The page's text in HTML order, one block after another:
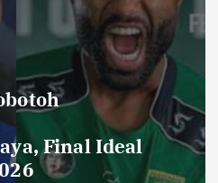
Final Ideal